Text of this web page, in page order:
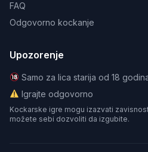
FAQ
Odgovorno kockanje
Upozorenje
Samo za lica starija od 18
Igrajte odgovorno
Kockarske igre mogu izazvati
možete sebi dozvoliti da izgubite.